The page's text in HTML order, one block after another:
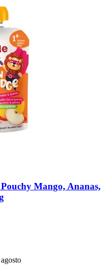
Mango, Ananas,